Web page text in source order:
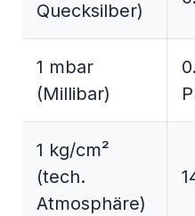
Quecksilber)
1 mbar
(Millibar)
1 kg/cm²
(tech.
Atmosphäre)